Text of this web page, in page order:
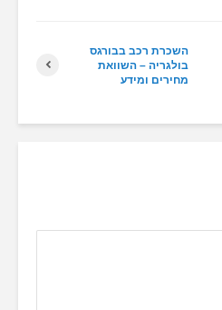
השכרת רכב בבורגס
בולגריה – השוואת
מחירים ומידע